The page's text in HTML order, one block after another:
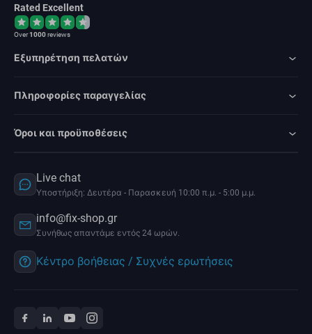
Rated Excellent
Over1000reviews
Εξυπηρέτηση πελατών
Πληροφορίες παραγγελίας
Όροι και προϋποθέσεις
Live chat
Υποστήριξη: Δευτέρα - Παρασκευή 10:00 π.μ. - 5:00 μ.μ.
info@fix-shop.gr
Συνήθως απαντάμε εντός 24 ωρών.
Κέντρο βοήθειας / Συχνές ερωτήσεις